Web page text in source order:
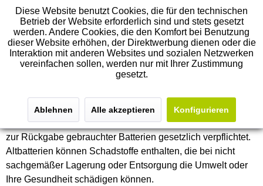
Hinweise zur Batterieentsorgung
Da wir Batterien bzw. solche Geräte verkaufen, die Batterien
verpflichtet, Sie auf Folgendes hinzuweisen: Batterien
dürfen nicht im Hausmüll entsorgt werden, sondern Sie sind
zur Rückgabe gebrauchter Batterien gesetzlich verpflichtet.
Altbatterien können Schadstoffe enthalten, die bei nicht
sachgemäßer Lagerung oder Entsorgung die Umwelt oder
Ihre Gesundheit schädigen können.
Diese Website benutzt Cookies, die für den technischen
Betrieb der Website erforderlich sind und stets gesetzt
werden. Andere Cookies, die den Komfort bei Benutzung
dieser Website erhöhen, der Direktwerbung dienen oder die
Interaktion mit anderen Websites und sozialen Netzwerken
vereinfachen sollen, werden nur mit Ihrer Zustimmung
gesetzt.
Ablehnen Alle akzeptieren Konfigurieren